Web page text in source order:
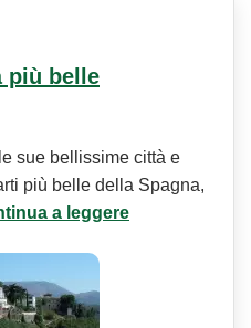
più belle
sue bellissime città e
più belle della Spagna,
a leggere